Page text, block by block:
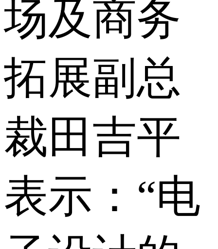
场及商务
拓展副总
裁田吉平
表示：“电